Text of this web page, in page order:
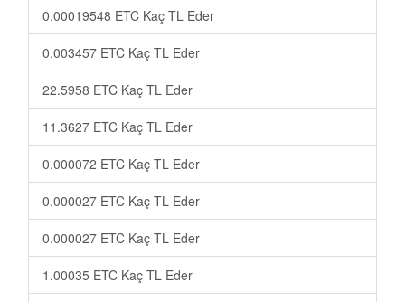
0.00019548 ETC Kaç TL Eder
0.003457 ETC Kaç TL Eder
22.5958 ETC Kaç TL Eder
11.3627 ETC Kaç TL Eder
0.000072 ETC Kaç TL Eder
0.000027 ETC Kaç TL Eder
0.000027 ETC Kaç TL Eder
1.00035 ETC Kaç TL Eder